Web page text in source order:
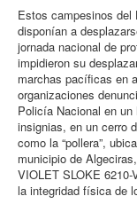
Estos campesinos del
disponían a
jornada nacional de
impidieron su
marchas pacíficas en
organizaciones
Policía Nacional en
insignias, en un cerro
como la “pollera”,
municipio de
VIOLET SLOKE
la integridad física de